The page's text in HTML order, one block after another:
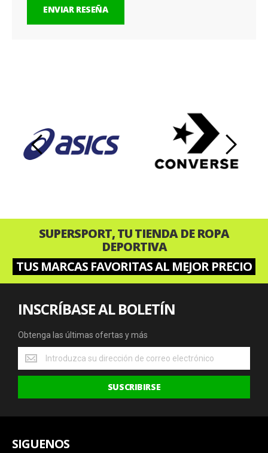
ENVIAR RESEÑA
‹ ›
SUPERSPORT, TU TIENDA DE ROPA
DEPORTIVA
TUS MARCAS FAVORITAS AL MEJOR PRECIO
INSCRÍBASE AL BOLETÍN
Obtenga las últimas ofertas y más
Obtenga
las
últimas
y
SUSCRIBIRSE
SIGUENOS